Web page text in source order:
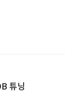
튜닝